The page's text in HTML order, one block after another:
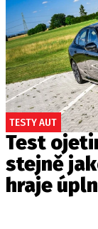
TESTY AUT
Test
stejně
hraje